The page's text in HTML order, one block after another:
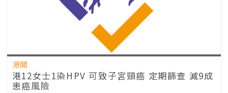
港聞
港12女士1染HPV 可致子宮頸癌 定期篩查 減9成
患癌風險